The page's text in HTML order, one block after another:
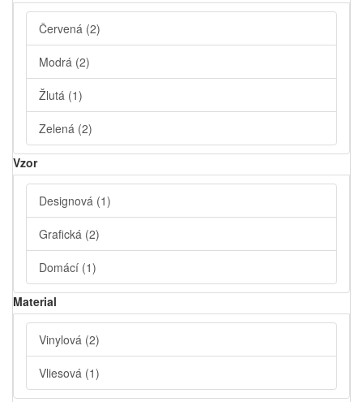
Červená (2)
Modrá (2)
Žlutá (1)
Zelená (2)
Vzor
Designová (1)
Grafická (2)
Domácí (1)
Material
Vinylová (2)
Vliesová (1)